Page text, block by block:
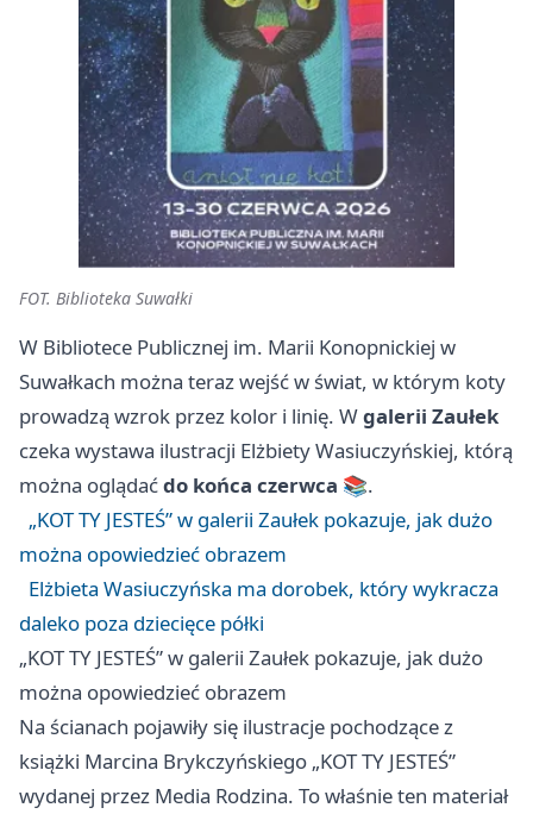
FOT. Biblioteka Suwałki
W Bibliotece Publicznej im. Marii Konopnickiej w
Suwałkach można teraz wejść w świat, w którym koty
prowadzą wzrok przez kolor i linię. Wgalerii Zaułek
czeka wystawa ilustracji Elżbiety Wasiuczyńskiej, którą
można oglądaćdo końca czerwca 📚.
„KOT TY JESTEŚ” w galerii Zaułek pokazuje, jak dużo
można opowiedzieć obrazem
Elżbieta Wasiuczyńska ma dorobek, który wykracza
daleko poza dziecięce półki
„KOT TY JESTEŚ” w galerii Zaułek pokazuje, jak dużo
można opowiedzieć obrazem
Na ścianach pojawiły się ilustracje pochodzące z
książki Marcina Brykczyńskiego „KOT TY JESTEŚ”
wydanej przez Media Rodzina. To właśnie ten materiał